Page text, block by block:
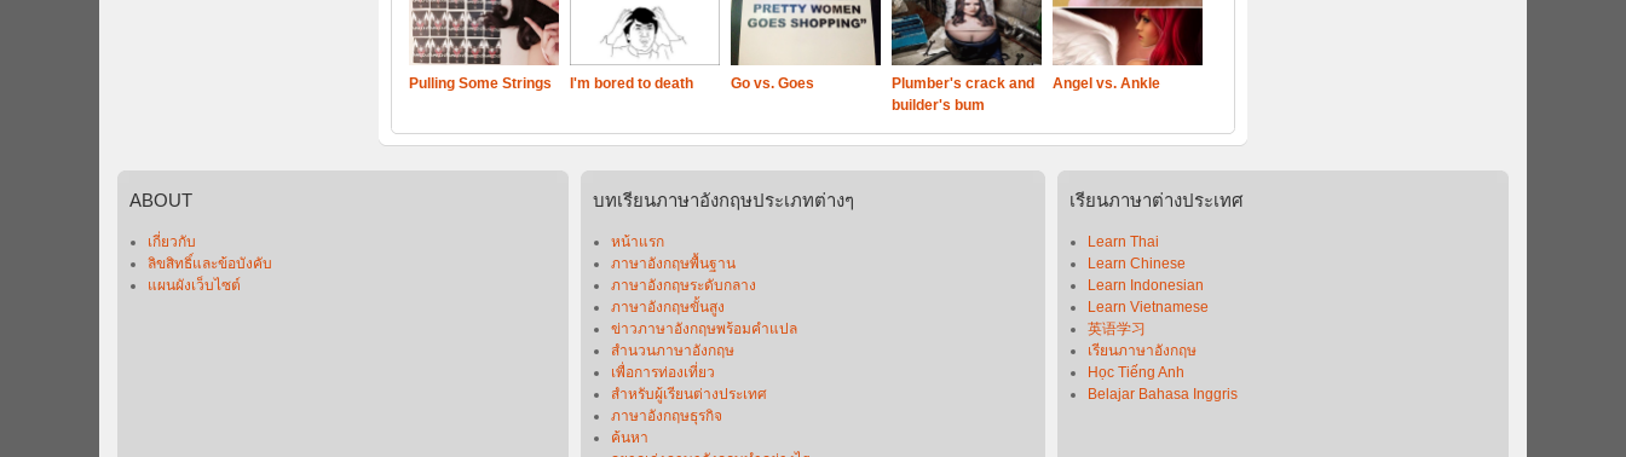
Pulling Some Strings I'm bored to death Go vs. Goes
Plumber's crack and
builder's bum
Angel vs. Ankle
ABOUT
เกี่ยวกับ
ลิขสิทธิ์และข้อบังคับ
แผนผังเว็บไซต์
บทเรียนภาษาอังกฤษประเภทต่างๆ
หน้าแรก
ภาษาอังกฤษพื้นฐาน
ภาษาอังกฤษระดับกลาง
ภาษาอังกฤษขั้นสูง
ข่าวภาษาอังกฤษพร้อมคําแปล
สำนวนภาษาอังกฤษ
เพื่อการท่องเที่ยว
สำหรับผู้เรียนต่างประเทศ
ภาษาอังกฤษธุรกิจ
ค้นหา
เรียนภาษาต่างประเทศ
Learn Thai
Learn Chinese
Learn Indonesian
Learn Vietnamese
英语学习
เรียนภาษาอังกฤษ
Học Tiếng Anh
Belajar Bahasa Inggris